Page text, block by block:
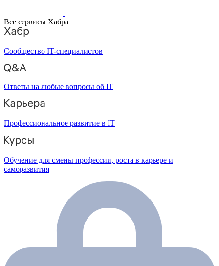
Все сервисы Хабра
Сообщество IT-специалистов
Ответы на любые вопросы об IT
Профессиональное развитие в IT
Обучение для смены профессии, роста в карьере и
саморазвития